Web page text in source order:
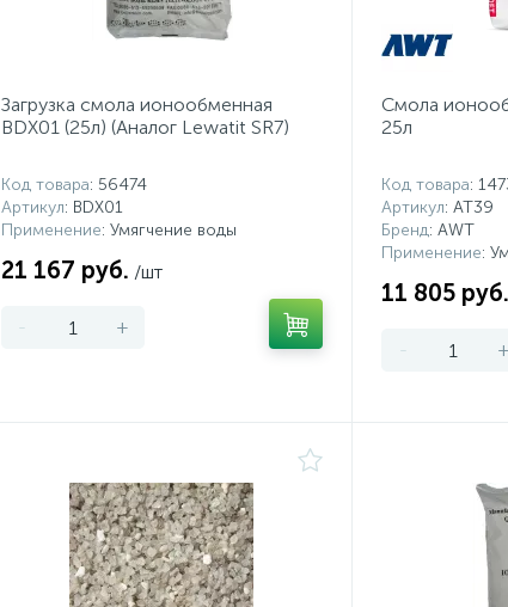
Загрузка смола ионообменная
BDX01 (25л) (Аналог Lewatit SR7)
Код товара: 56474
Артикул: BDX01
Применение: Умягчение воды
21 167 руб. /шт
- +
Смола
25л
Код товара:
Артикул: AT39
Бренд: AWT
Применение:
11 805 руб.
- +